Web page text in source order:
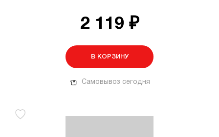
2 119 ₽
В КОРЗИНУ
Самовывоз сегодня